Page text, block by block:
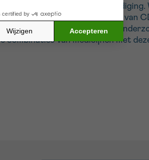
celvermenigvuldiging.
We hebben een modificatie van
voor deze medicijnen. We
van medicijnen met